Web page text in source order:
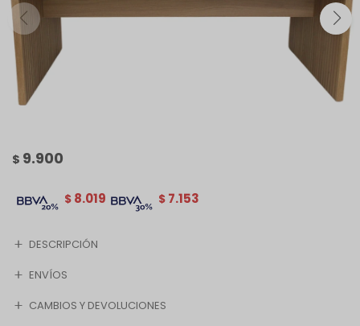
$ 9.900
$ 7.153
$ 8.019
DESCRIPCIÓN
ENVÍOS
CAMBIOS Y DEVOLUCIONES